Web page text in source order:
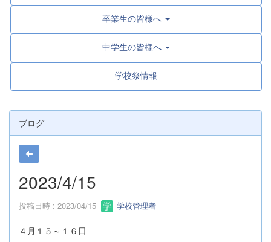
卒業生の皆様へ
中学生の皆様へ
学校祭情報
ブログ
2023/4/15
投稿日時 : 2023/04/15 学校管理者
４月１５～１６日